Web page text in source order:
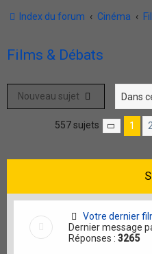
Index du forum Cinéma
Films & Débats
Nouveau sujet
557 sujets Page 1
1 2
Votre dernier
Dernier message
Réponses : 3265